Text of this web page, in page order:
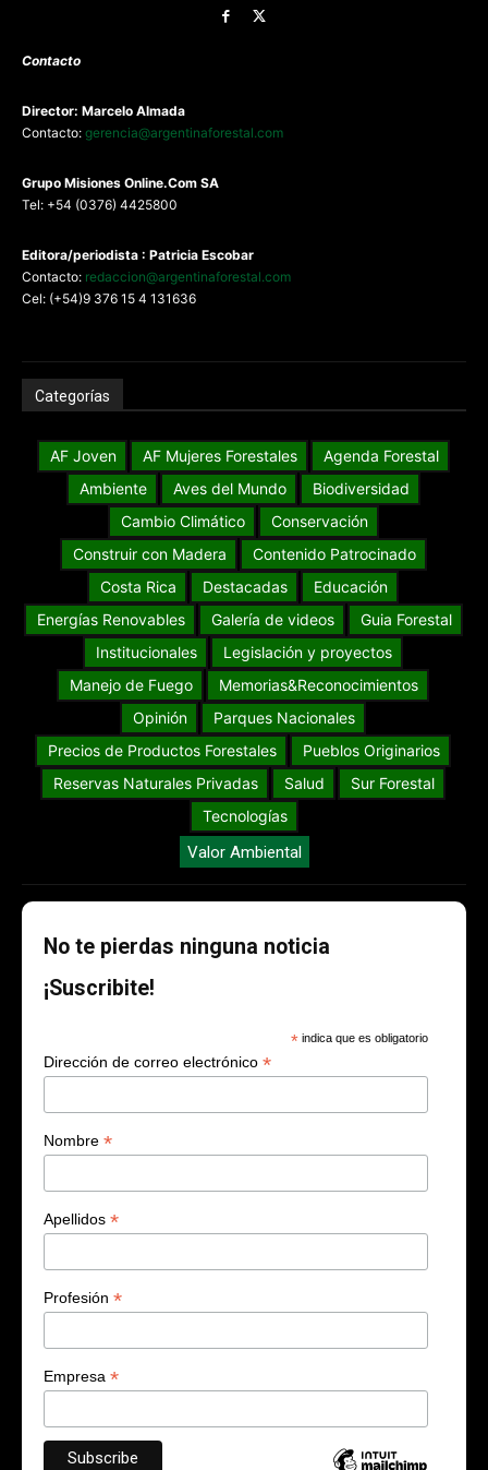
Contacto
Director: Marcelo Almada
Contacto: gerencia@argentinaforestal.com
Grupo Misiones Online.Com SA
Tel: +54 (0376) 4425800
Editora/periodista : Patricia Escobar
Contacto: redaccion@argentinaforestal.com
Cel: (+54)9 376 15 4 131636
Categorías
AF Joven AF Mujeres Forestales
Agenda Forestal
Ambiente
Aves del Mundo
Biodiversidad
Cambio Climático
Conservación
Construir con Madera
Contenido Patrocinado
Costa Rica
Destacadas
Educación
Energías Renovables
Galería de videos
Guia Forestal
Institucionales
Legislación y proyectos
Manejo de Fuego
Memorias&Reconocimientos
Opinión
Parques Nacionales
Precios de Productos Forestales
Pueblos Originarios
Reservas Naturales Privadas
Salud
Sur Forestal
Tecnologías
Valor Ambiental
No te pierdas ninguna noticia
¡Suscribite!
* indica que es obligatorio
Dirección de correo electrónico *
Nombre *
Apellidos *
Profesión *
Empresa *